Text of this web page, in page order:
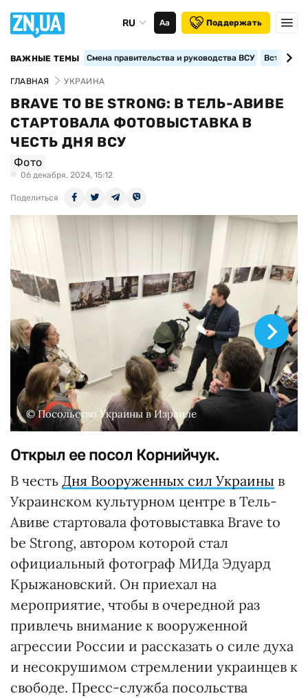
RU Аа Поддержать
ВАЖНЫЕ ТЕМЫ Смена правительства и руководства ВСУ
ГЛАВНАЯ УКРАИНА
BRAVE TO BE STRONG: В ТЕЛЬ-АВИВЕ
СТАРТОВАЛА ФОТОВЫСТАВКА В
ЧЕСТЬ ДНЯ ВСУ
Фото
06 декабря, 2024, 15:12
Поделиться
© Посольство Украины в Израиле
Открыл ее посол Корнийчук.
В честь Дня Вооруженных сил Украины в
Украинском культурном центре в Тель-
Авиве стартовала фотовыставка Brave to
be Strong, автором которой стал
официальный фотограф МИДа Эдуард
Крыжановский. Он приехал на
мероприятие, чтобы в очередной раз
привлечь внимание к вооруженной
агрессии России и рассказать о силе духа
и несокрушимом стремлении украинцев к
свободе. Пресс-служба посольства